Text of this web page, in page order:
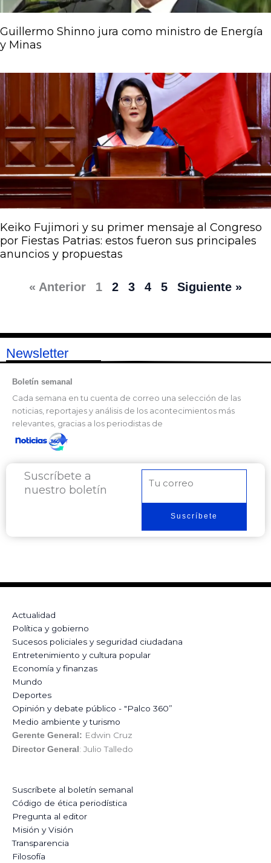
Guillermo Shinno jura como ministro de Energía
y Minas
Keiko Fujimori y su primer mensaje al Congreso
por Fiestas Patrias: estos fueron sus principales
anuncios y propuestas
« Anterior 1 2 3 4 5 Siguiente »
Newsletter
Boletín semanal
Cada semana en tu cuenta de correo una selección de las
noticias, reportajes y análisis de los acontecimientos más
relevantes, gracias a los periodistas de
Suscríbete a
nuestro boletín
electrónico
Suscríbete
Actualidad
Política y gobierno
Sucesos policiales y seguridad ciudadana
Entretenimiento y cultura popular
Economía y finanzas
Mundo
Deportes
Opinión y debate público - "Palco 360”
Medio ambiente y turismo
Gerente General: Edwin Cruz
Director General : Julio Talledo
Suscríbete al boletín semanal
Código de ética periodística
Pregunta al editor
Misión y Visión
Transparencia
Filosofía